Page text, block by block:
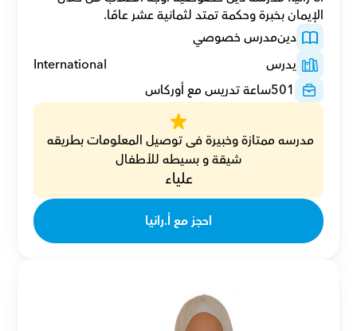
الإيمان بخبرة وحكمة تمتد لثمانية عشر عامًا.
دينمدرس خصوصي
يدرس
International
501ساعة تدريس مع أوركاس
شيقة و بسيطه للأطفال
علياء
احجز مع أ.رانيا